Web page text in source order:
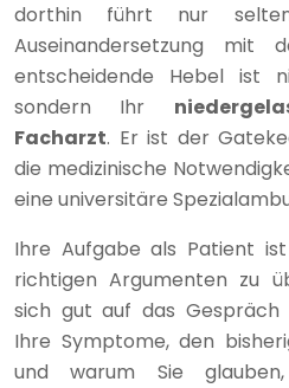
dorthin führt nur
Auseinandersetzung mit
entscheidende Hebel ist
sondern Ihr
Facharzt. Er ist der
die medizinische
eine universitäre
Ihre Aufgabe als Patient
richtigen Argumenten zu
sich gut auf das Gespräch
Ihre Symptome, den
und warum Sie